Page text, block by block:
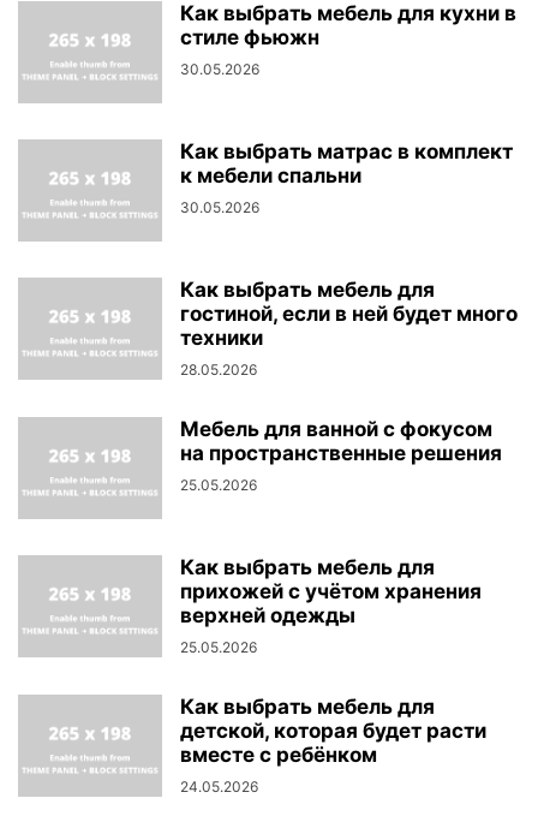
Как выбрать мебель для кухни в
стиле фьюжн
30.05.2026
Как выбрать матрас в комплект
к мебели спальни
30.05.2026
Как выбрать мебель для
гостиной, если в ней будет много
техники
28.05.2026
Мебель для ванной с фокусом
на пространственные решения
25.05.2026
Как выбрать мебель для
прихожей с учётом хранения
верхней одежды
25.05.2026
Как выбрать мебель для
детской, которая будет расти
вместе с ребёнком
24.05.2026